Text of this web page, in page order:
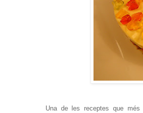
Una de les receptes que